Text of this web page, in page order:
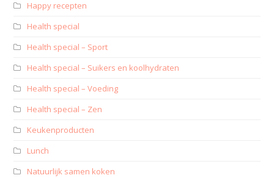
Happy recepten
Health special
Health special – Sport
Health special – Suikers en koolhydraten
Health special – Voeding
Health special – Zen
Keukenproducten
Lunch
Natuurlijk samen koken